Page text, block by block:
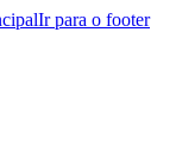
Ir para o footer